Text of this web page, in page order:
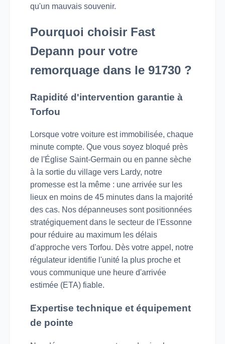
qu'un mauvais souvenir.
Pourquoi choisir Fast
Depann pour votre
remorquage dans le 91730 ?
Rapidité d'intervention garantie à
Torfou
Lorsque votre voiture est immobilisée, chaque
minute compte. Que vous soyez bloqué près
de l'Église Saint-Germain ou en panne sèche
à la sortie du village vers Lardy, notre
promesse est la même : une arrivée sur les
lieux en moins de 45 minutes dans la majorité
des cas. Nos dépanneuses sont positionnées
stratégiquement dans le secteur de l'Essonne
pour réduire au maximum les délais
d'approche vers Torfou. Dès votre appel, notre
régulateur identifie l'unité la plus proche et
vous communique une heure d'arrivée
estimée (ETA) fiable.
Expertise technique et équipement
de pointe